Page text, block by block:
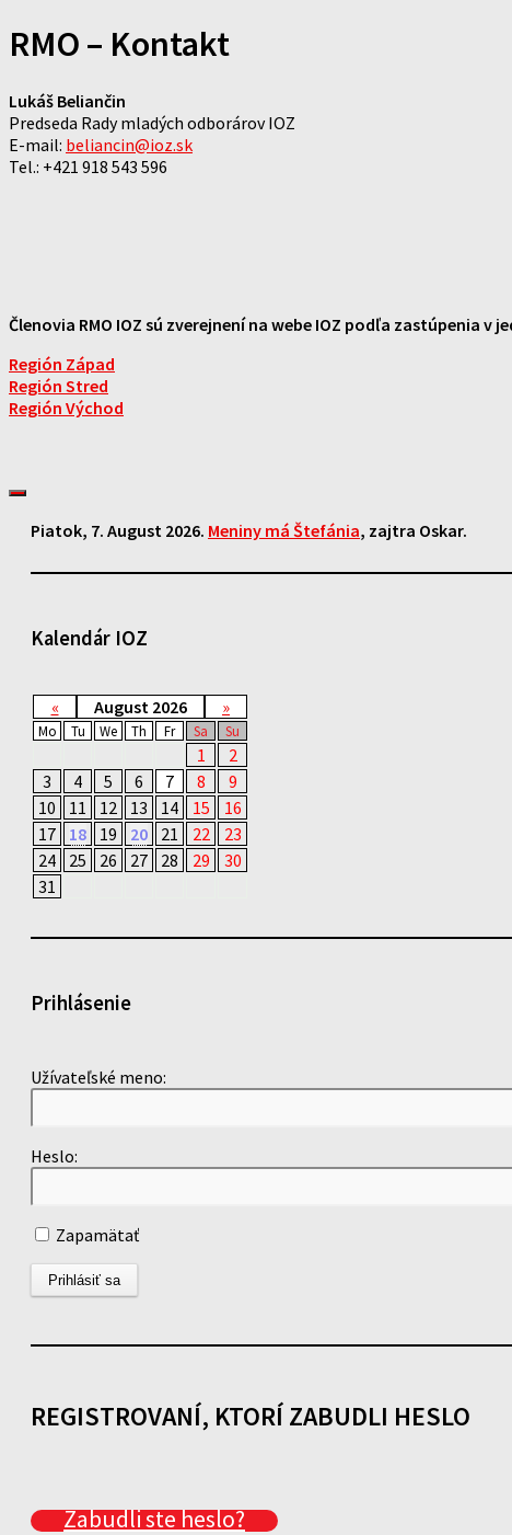
RMO – Kontakt
Lukáš Beliančin
Predseda Rady mladých odborárov IOZ
E-mail: beliancin@ioz.sk
Tel.: +421 918 543 596
Členovia RMO IOZ sú zverejnení na webe IOZ podľa zastúpenia v
Región Západ
Región Stred
Región Východ
Piatok, 7. August 2026. Meniny má Štefánia, zajtra Oskar.
Kalendár IOZ
« August 2026 »
Mo Tu We Th Fr Sa Su
1
2
3
4 5 6 7 8
9
10
11 12 13 14 15
16
17
18 19 20 21 22
23
24
25 26 27 28 29
30
31
Prihlásenie
Užívateľské meno:
Heslo:
Zapamätať
REGISTROVANÍ, KTORÍ ZABUDLI HESLO
Zabudli ste heslo?